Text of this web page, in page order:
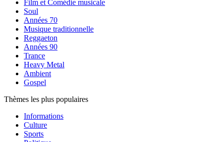
Film et Comédie musicale
Soul
Années 70
Musique traditionnelle
Reggaeton
Années 90
Trance
Heavy Metal
Ambient
Gospel
Thèmes les plus populaires
Informations
Culture
Sports